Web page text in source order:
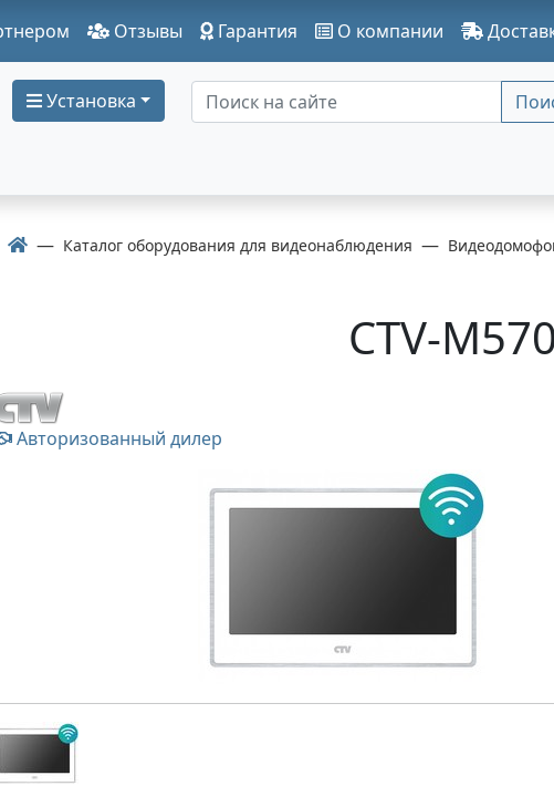
Отзывы Гарантия О компании
Установка
Каталог оборудования для видеонаблюдения
CTV-
Авторизованный дилер